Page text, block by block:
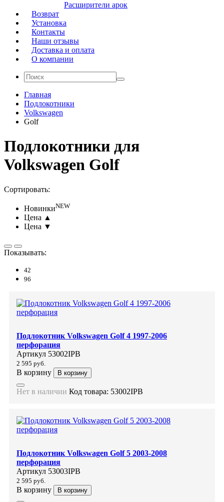
Расширители арок
Возврат
Установка
Контакты
Наши отзывы
Доставка и оплата
О компании
Главная
Подлокотники
Volkswagen
Golf
Подлокотники для
Volkswagen Golf
Сортировать:
НовинкиNEW
Цена ▲
Цена ▼
Показывать:
42
96
Подлокотник Volkswagen Golf 4 1997-2006
перфорация
Артикул 53002IPB
2 595 руб.
В корзину В корзину
Нет в наличии Код товара: 53002IPB
Подлокотник Volkswagen Golf 5 2003-2008
перфорация
Артикул 53003IPB
2 595 руб.
В корзину В корзину